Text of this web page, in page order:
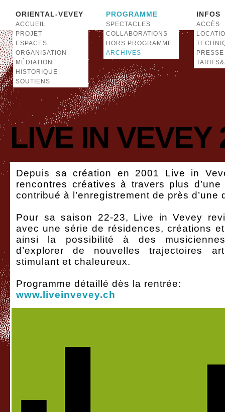
ORIENTAL-VEVEY
ACCUEIL
PROJET
ESPACES
ORGANISATION
MÉDIATION
HISTORIQUE
SOUTIENS
PROGRAMME
SPECTACLES
COLLABORATIONS
HORS PROGRAMME
ARCHIVES
INFOS
ACCÈS
PRESSE
LIVE IN VEVEY
Depuis sa création en 2001 Live in
rencontres créatives à travers plus
contribué à l’enregistrement de près d’une
Pour sa saison 22-23, Live in Vevey
avec une série de résidences, créations
ainsi la possibilité à des
d’explorer de nouvelles trajectoires
stimulant et chaleureux.
Programme détaillé dès la rentrée:
www.liveinvevey.ch